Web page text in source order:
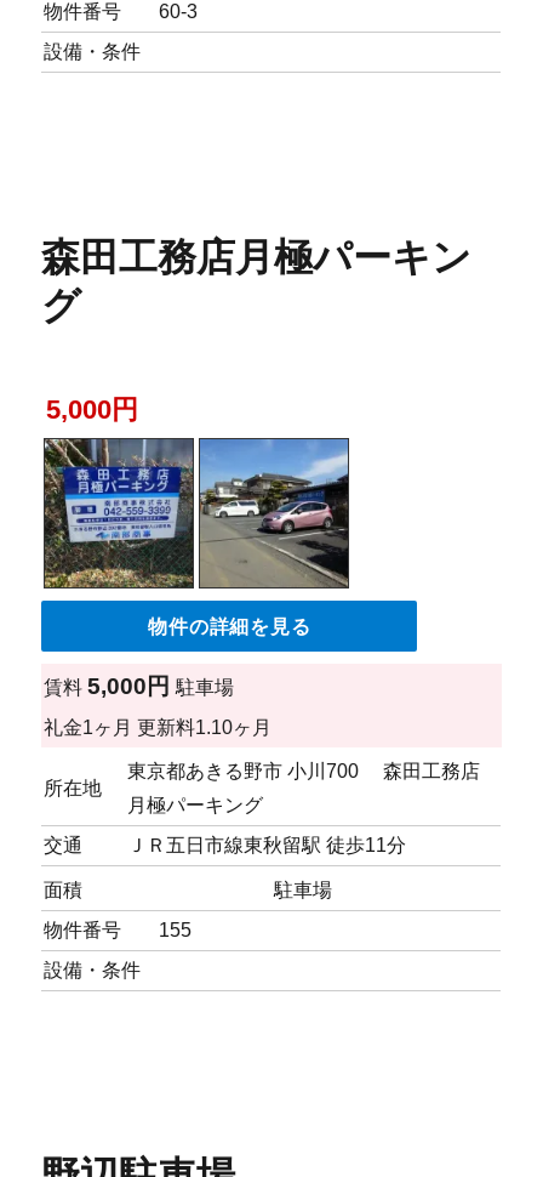
物件番号
60-3
設備・条件
森田工務店月極パーキン
グ
5,000円
物件の詳細を見る
賃料 5,000円駐車場
礼金1ヶ月 更新料1.10ヶ月
所在地
東京都あきる野市 小川700 森田工務店
月極パーキング
交通
ＪＲ五日市線東秋留駅 徒歩11分
面積
駐車場
物件番号
155
設備・条件